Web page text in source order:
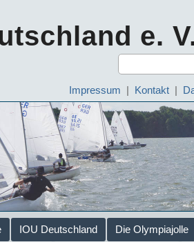
e.
Impressum | Kontakt |
IOU Deutschland Die Olympiajolle